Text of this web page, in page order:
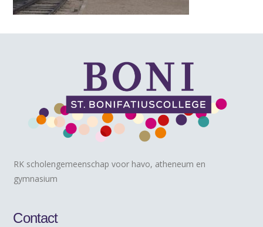
RK scholengemeenschap voor havo, atheneum en
gymnasium
Contact